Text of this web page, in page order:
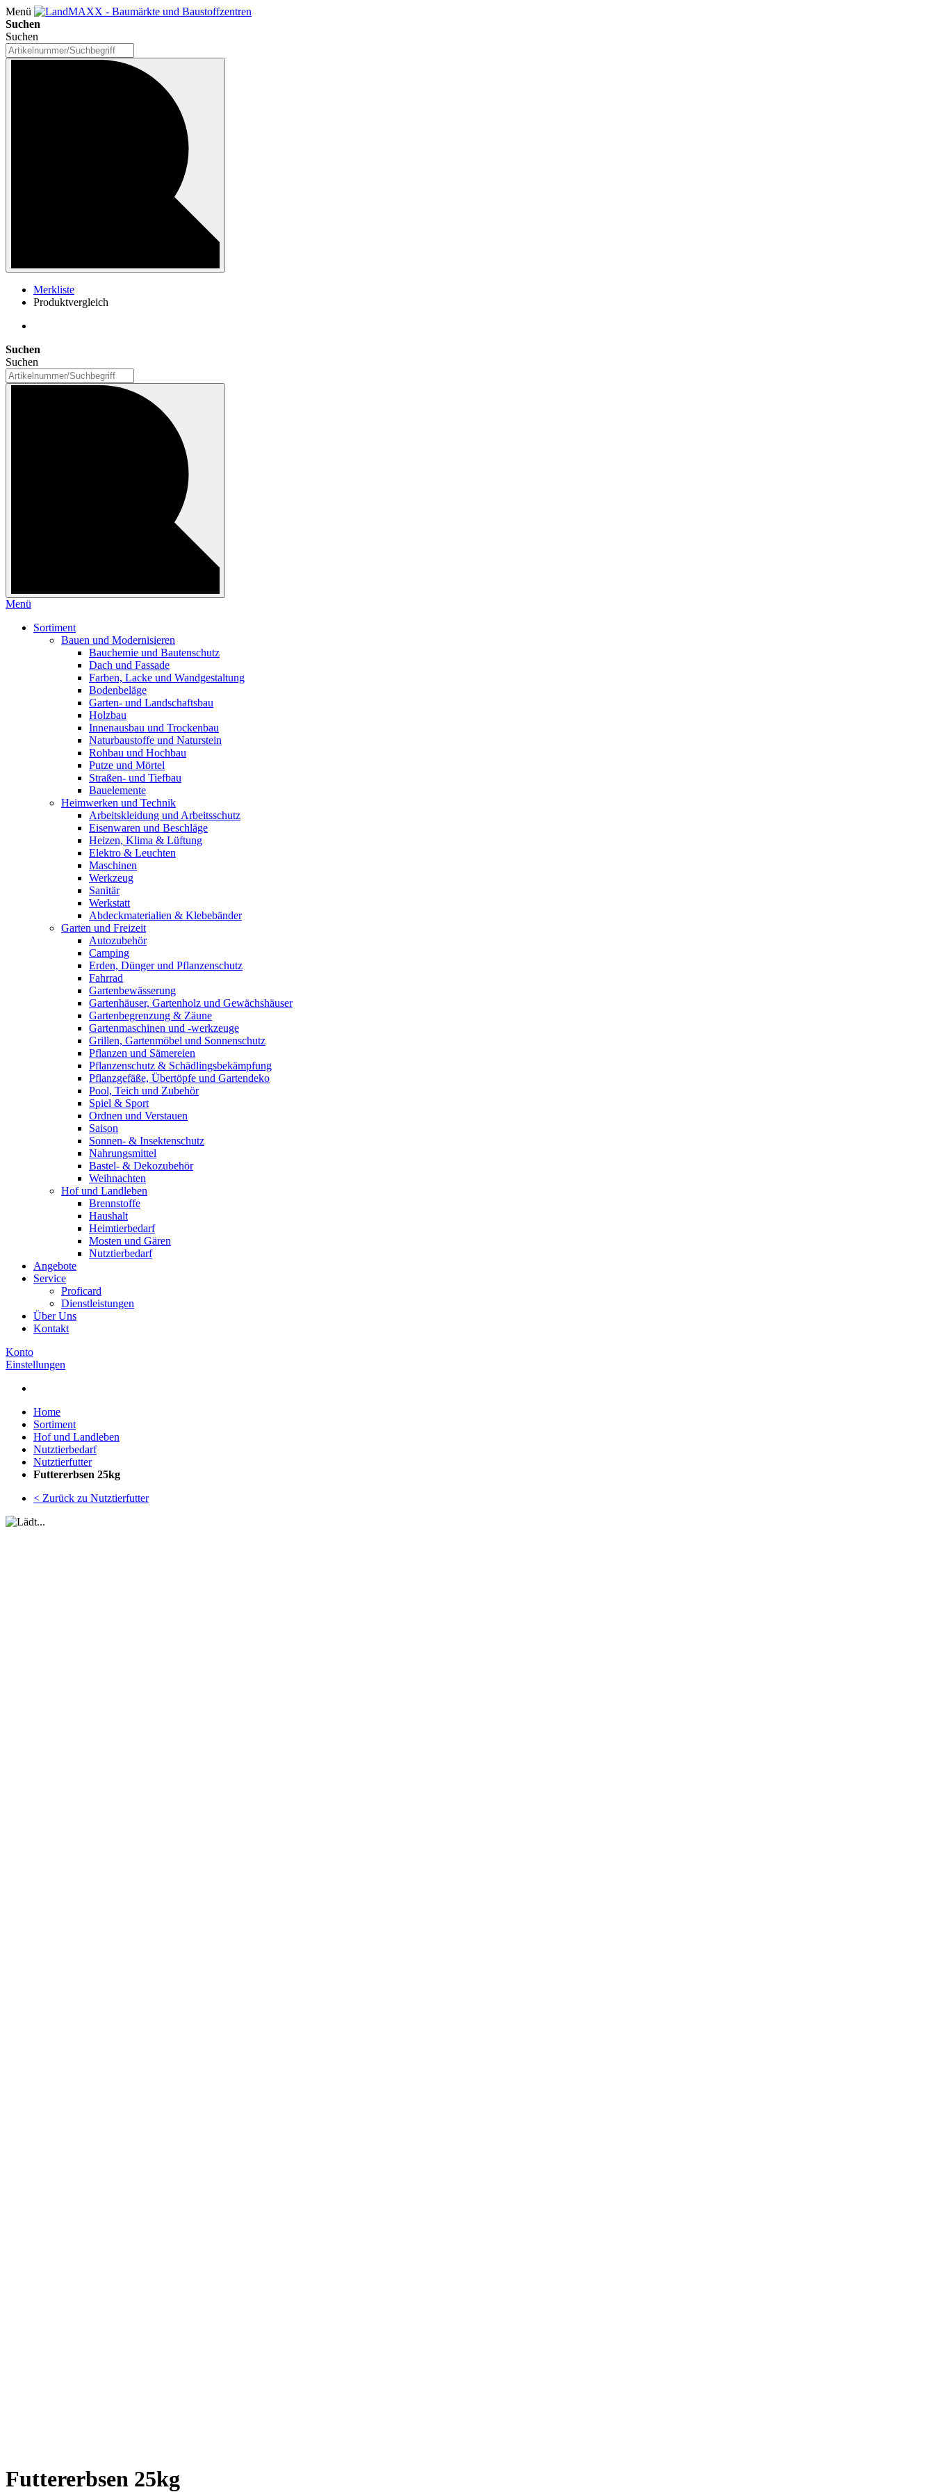
Menü
Suchen
Suchen
Merkliste
Produktvergleich
Suchen
Suchen
Menü
Sortiment
Bauen und Modernisieren
Bauchemie und Bautenschutz
Dach und Fassade
Farben, Lacke und Wandgestaltung
Bodenbeläge
Garten- und Landschaftsbau
Holzbau
Innenausbau und Trockenbau
Naturbaustoffe und Naturstein
Rohbau und Hochbau
Putze und Mörtel
Straßen- und Tiefbau
Bauelemente
Heimwerken und Technik
Arbeitskleidung und Arbeitsschutz
Eisenwaren und Beschläge
Heizen, Klima & Lüftung
Elektro & Leuchten
Maschinen
Werkzeug
Sanitär
Werkstatt
Abdeckmaterialien & Klebebänder
Garten und Freizeit
Autozubehör
Camping
Erden, Dünger und Pflanzenschutz
Fahrrad
Gartenbewässerung
Gartenhäuser, Gartenholz und Gewächshäuser
Gartenbegrenzung & Zäune
Gartenmaschinen und -werkzeuge
Grillen, Gartenmöbel und Sonnenschutz
Pflanzen und Sämereien
Pflanzenschutz & Schädlingsbekämpfung
Pflanzgefäße, Übertöpfe und Gartendeko
Pool, Teich und Zubehör
Spiel & Sport
Ordnen und Verstauen
Saison
Sonnen- & Insektenschutz
Nahrungsmittel
Bastel- & Dekozubehör
Weihnachten
Hof und Landleben
Brennstoffe
Haushalt
Heimtierbedarf
Mosten und Gären
Nutztierbedarf
Angebote
Service
Proficard
Dienstleistungen
Über Uns
Kontakt
Konto
Einstellungen
Home
Sortiment
Hof und Landleben
Nutztierbedarf
Nutztierfutter
Futtererbsen 25kg
< Zurück zu Nutztierfutter
Futtererbsen 25kg